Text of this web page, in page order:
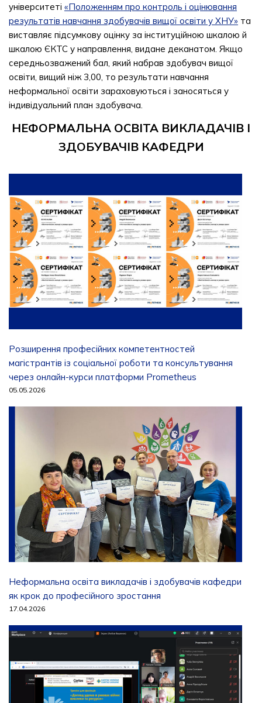
університеті «Положенням про контроль і оцінювання
результатів навчання здобувачів вищої освіти у ХНУ» та
виставляє підсумкову оцінку за інституційною шкалою й
шкалою ЄКТС у направлення, видане деканатом. Якщо
середньозважений бал, який набрав здобувач вищої
освіти, вищий ніж 3,00, то результати навчання
неформальної освіти зараховуються і заносяться у
індивідуальний план здобувача.
НЕФОРМАЛЬНА ОСВІТА ВИКЛАДАЧІВ І
ЗДОБУВАЧІВ КАФЕДРИ
Розширення професійних компетентностей
магістрантів із соціальної роботи та консультування
через онлайн-курси платформи Prometheus
05.05.2026
Неформальна освіта викладачів і здобувачів кафедри
як крок до професійного зростання
17.04.2026